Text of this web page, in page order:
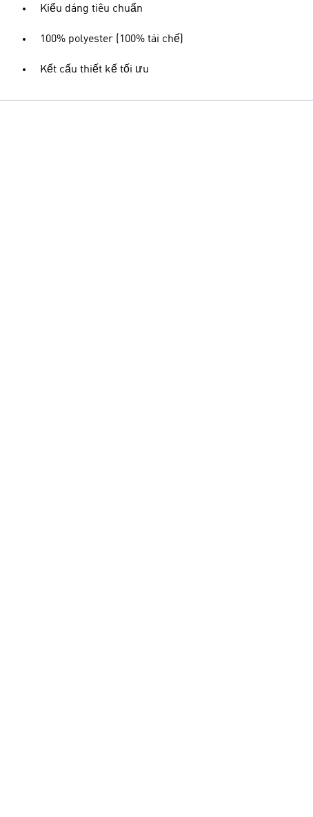
Kiểu dáng tiêu chuẩn
100% polyester (100% tái chế)
Kết cấu thiết kế tối ưu